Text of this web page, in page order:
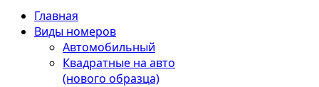
Главная
Виды номеров
Автомобильный
Квадратные на авто
(нового образца)